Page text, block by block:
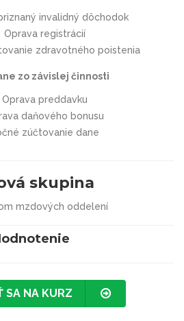
invalidný dôchodok
Oprava registrácií
zdravotného poistenia
zo závislej činnosti
Oprava preddavku
daňového bonusu
zúčtovanie dane
skupina
mzdových oddelení
SA NA KURZ